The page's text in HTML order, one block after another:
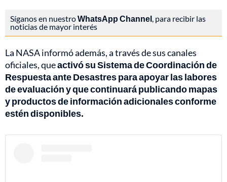
Síganos en nuestroWhatsApp Channel, para recibir las
noticias de mayor interés
La NASA informó además, a través de sus canales
oficiales, queactivó su Sistema de Coordinación de
Respuesta ante Desastres para apoyar las labores
de evaluación y que continuará publicando mapas
y productos de información adicionales conforme
estén disponibles.